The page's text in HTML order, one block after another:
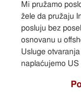
Mi pružamo
žele da pružaju
posluju bez
osnovanu u
Usluge
naplaćujemo US